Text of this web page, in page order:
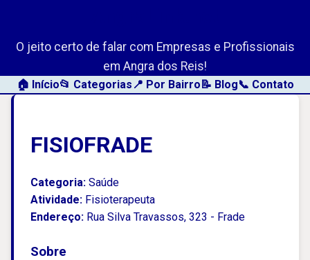
O jeito certo de falar com Empresas e Profissionais
em Angra dos Reis!
🏠 Início📂 Categorias 📍 Por Bairro📝 Blog📞 Contato
FISIOFRADE
Categoria: Saúde
Atividade: Fisioterapeuta
Endereço: Rua Silva Travassos, 323 - Frade
Sobre